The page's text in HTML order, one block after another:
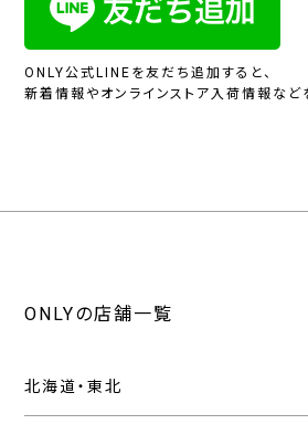
ONLY公式LINEを友だち追加すると、
新着情報やオンラインストア入荷情報など
ONLYの店舗一覧
北海道・東北